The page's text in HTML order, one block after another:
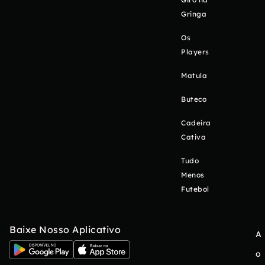
Gringa
Os
Players
Matula
Buteco
Cadeira
Cativa
Tudo
Menos
Futebol
Baixe Nosso Aplicativo
A
o